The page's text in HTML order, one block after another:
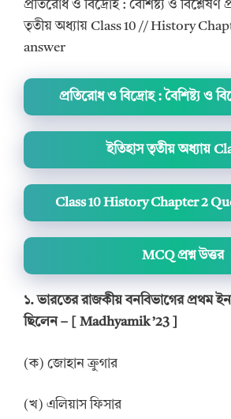
প্রতিরোধ ও বিদ্রোহ : বৈশিষ্ট্য ও বিশ্লেষণ
তৃতীয় অধ্যায় Class 10 // History
answer
প্রতিরোধ ও বিদ্রোহ : বৈশিষ্ট্য ও
ইতিহাস তৃতীয় অধ্যায়
Class 10 History Chapter 2
MCQ প্রশ্ন উত্তর
১. ভারতের রাজকীয় বনবিভাগের প্রথম
ছিলেন – [ Madhyamik ’23 ]
(ক) জোহান ক্রুগার
(খ) এলিয়াস ফিসার